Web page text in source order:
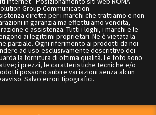
Group Communication
diretta per i marchi che trattiamo e non
in garanzia ma effettuiamo vendita,
e assistenza. Tutti i loghi, i marchi e le
ai legittimi proprietari. Ne è vietata la
parziale. Ogni riferimento ai prodotti da noi
ad uso esclusivamente descrittivo dei
la fornitura di ottima qualità. Le foto sono
i prezzi, le caratteristiche tecniche e/o
possono subire variazioni senza alcun
Salvo errori tipografici.